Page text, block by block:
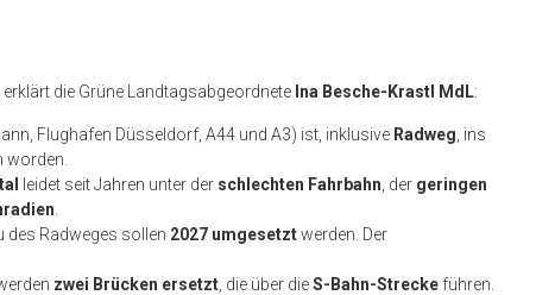
die Grüne Landtagsabgeordnete Ina Besche-Krastl MdL:
Flughafen Düsseldorf, A44 und A3) ist, inklusive Radweg , ins
leidet seit Jahren unter der schlechten Fahrbahn , der geringen
des Radweges sollen 2027 umgesetztwerden. Der
zwei Brücken ersetzt , die über dieS-Bahn-Strecke führen.